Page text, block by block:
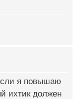
я повышаю
ихтик должен